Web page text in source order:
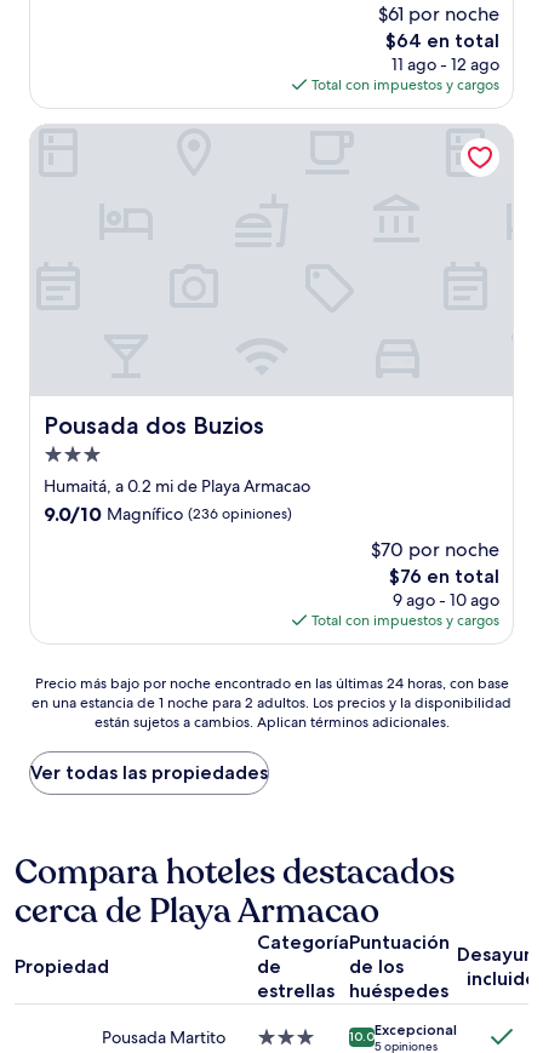
$61 por noche
El
precio
actual
es
de
$64 en total
11 ago - 12 ago
Total con impuestos y cargos
Pousada dos Buzios
Pousada dos Buzios
Propiedad
de
3.0
Humaitá, a 0.2 mi de Playa Armacao
9.0
9.0/10 Magnífico (236 opiniones)
$70 por noche
El
precio
actual
es
$76
$76 en total
9 ago - 10 ago
Total con impuestos y cargos
Pousada dos Buzios
Precio
más
por
noche
encontrado
últimas
24
horas,
con
en
estancia
Precio más bajo por noche encontrado en las últimas 24 horas, con base
en una estancia de 1 noche para 2 adultos. Los precios y la disponibilidad
están sujetos a cambios. Aplican términos adicionales.
Ver todas las propiedades
Compara hoteles destacados
cerca de Playa Armacao
Propiedad
Categoría
de
estrellas
Puntuación
de los
huéspedes
incluido
Pousada Martito
Propiedad
10.0Excepcional
5 opiniones